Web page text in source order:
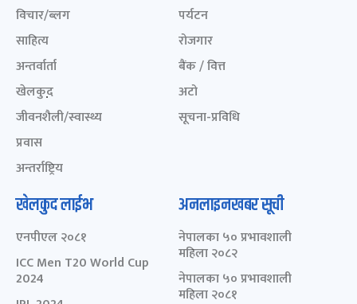
विचार/ब्लग
साहित्य
अन्तर्वार्ता
खेलकुद़़
जीवनशैली/स्वास्थ्य
प्रवास
अन्तर्राष्ट्रिय
पर्यटन
रोजगार
बैंक / वित्त
अटो
सूचना-प्रविधि
खेलकुद लाईभ
एनपीएल २०८१
ICC Men T20 World Cup
2024
अनलाइनखबर सूची
नेपालका ५० प्रभावशाली
महिला २०८२
नेपालका ५० प्रभावशाली
महिला २०८१